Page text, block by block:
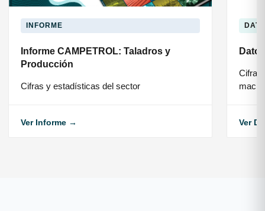
INFORME
Informe CAMPETROL: Taladros y
Producción
Cifras y estadísticas del sector
Ver Informe →
Cifras
Ver